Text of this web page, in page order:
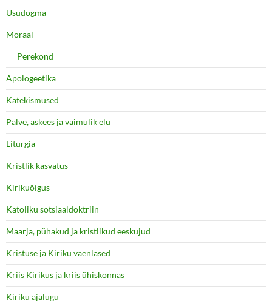
Usudogma
Moraal
Perekond
Apologeetika
Katekismused
Palve, askees ja vaimulik elu
Liturgia
Kristlik kasvatus
Kirikuõigus
Katoliku sotsiaaldoktriin
Maarja, pühakud ja kristlikud eeskujud
Kristuse ja Kiriku vaenlased
Kriis Kirikus ja kriis ühiskonnas
Kiriku ajalugu